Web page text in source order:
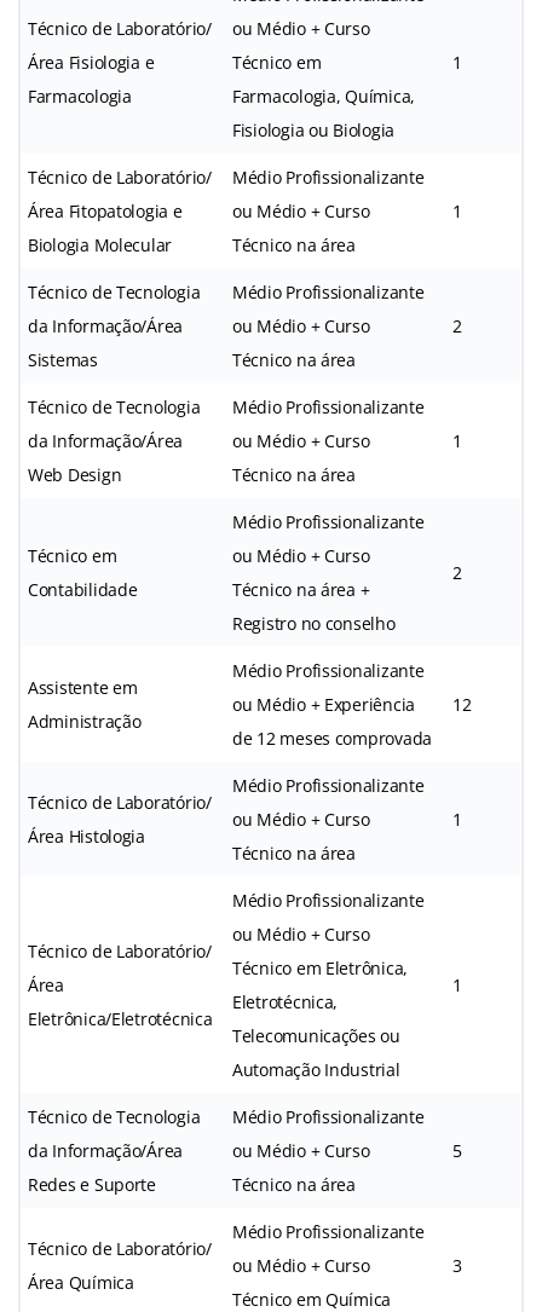
Técnico de Laboratório/
Área Fisiologia e
Farmacologia
ou Médio + Curso
Técnico em
Farmacologia, Química,
Fisiologia ou Biologia
1
Técnico de Laboratório/
Área Fitopatologia e
Biologia Molecular
Médio Profissionalizante
ou Médio + Curso
Técnico na área
1
Técnico de Tecnologia
da Informação/Área
Sistemas
Médio Profissionalizante
ou Médio + Curso
Técnico na área
2
Técnico de Tecnologia
da Informação/Área
Web Design
Médio Profissionalizante
ou Médio + Curso
Técnico na área
1
Técnico em
Contabilidade
Médio Profissionalizante
ou Médio + Curso
Técnico na área +
Registro no conselho
2
Assistente em
Administração
Médio Profissionalizante
ou Médio + Experiência
de 12 meses comprovada
12
Técnico de Laboratório/
Área Histologia
Médio Profissionalizante
ou Médio + Curso
Técnico na área
1
Técnico de Laboratório/
Área
Eletrônica/Eletrotécnica
Médio Profissionalizante
ou Médio + Curso
Técnico em Eletrônica,
Eletrotécnica,
Telecomunicações ou
Automação Industrial
1
Técnico de Tecnologia
da Informação/Área
Redes e Suporte
Médio Profissionalizante
ou Médio + Curso
Técnico na área
5
Técnico de Laboratório/
Área Química
Médio Profissionalizante
ou Médio + Curso
Técnico em Química
3